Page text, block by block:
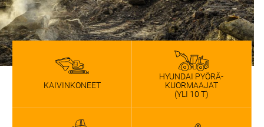
KAIVINKONEET
HYUNDAI PYÖRÄ­
KUORMAAJAT
(YLI 10 T)